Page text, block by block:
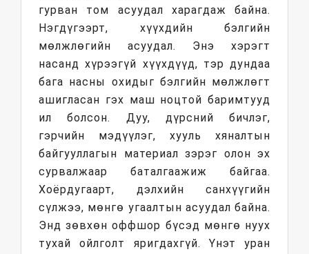
гурван том асуудал харагдаж байна.
Нэгдүгээрт, хүүхдийн бэлгийн
мөлжлөгийн асуудал. Энэ хэрэгт
насанд хүрээгүй хүүхдүүд, тэр дундаа
бага насны охидыг бэлгийн мөлжлөгт
ашигласан гэх маш ноцтой баримтууд
ил болсон. Дуу, дүрсний бичлэг,
гэрчийн мэдүүлэг, хууль хяналтын
байгууллагын материал зэрэг олон эх
сурвалжаар баталгаажиж байгаа.
Хоёрдугаарт, дэлхийн санхүүгийн
сүлжээ, мөнгө угаалтын асуудал байна.
Энд зөвхөн оффшор бүсэд мөнгө нуух
тухай ойлголт яригдахгүй. Үнэт уран